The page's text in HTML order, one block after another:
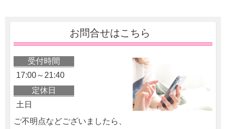
お問合せはこちら
受付時間
17:00～21:40
定休日
土日
ご不明点などございましたら、